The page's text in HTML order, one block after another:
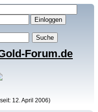
12. April 2006)